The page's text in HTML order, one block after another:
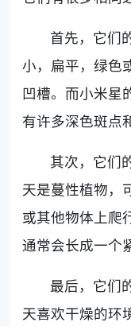
首先，它们
小，扁平，绿色
凹槽。而小米星
有许多深色斑点
其次，它们
天是蔓性植物，
或其他物体上爬
通常会长成一个
最后，它们
天喜欢干燥的环